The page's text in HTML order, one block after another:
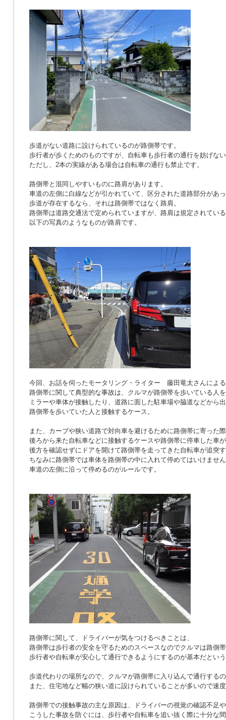
歩道がない道路に設けられているのが路側帯です。
歩行者が歩くためのものですが、自転車も歩行者の通行を妨げな
ただし、2本の実線がある場合は自転車の通行も禁止です。
路側帯と混同しやすいものに路肩があります。
車道の左側に白線などが引かれていて、区分された道路部分があ
歩道が存在するなら、それは路側帯ではなく路肩。
路側帯は道路交通法で定められていますが、路肩は規定されてい
以下の写真のようなものが路肩です。
今回、お話を伺ったモータリング・ライター 藤田竜太さんによ
路側帯に関して典型的な事故は、クルマが路側帯を歩いている人
ミラーや車体が接触したり、道路に面した駐車場や脇道などから
路側帯を歩いていた人と接触するケース。
また、カーブや狭い道路で対向車を避けるために路側帯に寄った
後ろから来た自転車などに接触するケースや路側帯に停車した車
後方を確認せずにドアを開けて路側帯を走ってきた自転車が追突
ちなみに路側帯では車体を路側帯の中に入れて停めてはいけませ
車道の左側に沿って停めるのがルールです。
路側帯に関して、ドライバーが気をつけるべきことは、
路側帯は歩行者の安全を守るためのスペースなのでクルマは路側
歩行者や自転車が安心して通行できるようにするのが基本だとい
歩道代わりの場所なので、クルマが路側帯に入り込んで通行する
また、住宅地など幅の狭い道に設けられていることが多いので速
路側帯での接触事故の主な原因は、ドライバーの視覚の確認不足
こうした事故を防ぐには、歩行者や自転車を追い抜く際に十分な